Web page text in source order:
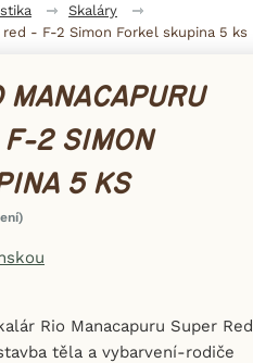
Skaláry
- F-2 Simon Forkel skupina 5 ks
F-2 SIMON
5 KS
Rio Manacapuru Super Red
těla a vybarvení-rodiče